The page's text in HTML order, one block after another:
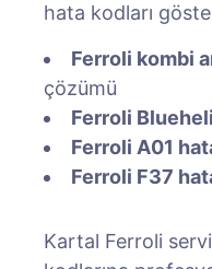
hata kodları
Ferroli kombi
çözümü
Ferroli
Ferroli A01
Ferroli F37
Kartal Ferroli